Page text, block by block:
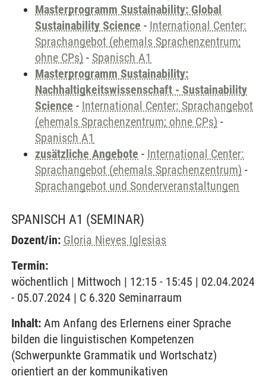
Masterprogramm Sustainability: Global
Sustainability Science - International Center:
Sprachangebot (ehemals Sprachenzentrum;
ohne CPs) - Spanisch A1
Masterprogramm Sustainability:
Nachhaltigkeitswissenschaft - Sustainability
Science - International Center: Sprachangebot
(ehemals Sprachenzentrum; ohne CPs) -
Spanisch A1
zusätzliche Angebote - International Center:
Sprachangebot (ehemals Sprachenzentrum) -
Sprachangebot und Sonderveranstaltungen
SPANISCH A1 (SEMINAR)
Dozent/in: Gloria Nieves Iglesias
Termin:
wöchentlich | Mittwoch | 12:15 - 15:45 | 02.04.2024
- 05.07.2024 | C 6.320 Seminarraum
Inhalt: Am Anfang des Erlernens einer Sprache
bilden die linguistischen Kompetenzen
(Schwerpunkte Grammatik und Wortschatz)
orientiert an der kommunikativen